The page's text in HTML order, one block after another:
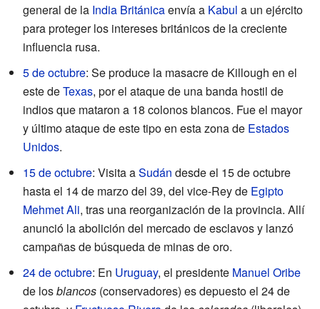
general de la India Británicaenvía a Kabul a un ejército
para proteger los intereses británicos de la creciente
influencia rusa.
5 de octubre: Se produce la masacre de Killough en el
este deTexas, por el ataque de una banda hostil de
indios que mataron a 18 colonos blancos. Fue el mayor
y último ataque de este tipo en esta zona de Estados
Unidos.
15 de octubre: Visita aSudán desde el 15 de octubre
hasta el 14 de marzo del 39, del vice-Rey de Egipto
Mehmet Ali, tras una reorganización de la provincia. Allí
anunció la abolición del mercado de esclavos y lanzó
campañas de búsqueda de minas de oro.
24 de octubre: En Uruguay, el presidente Manuel Oribe
de losblancos (conservadores) es depuesto el 24 de